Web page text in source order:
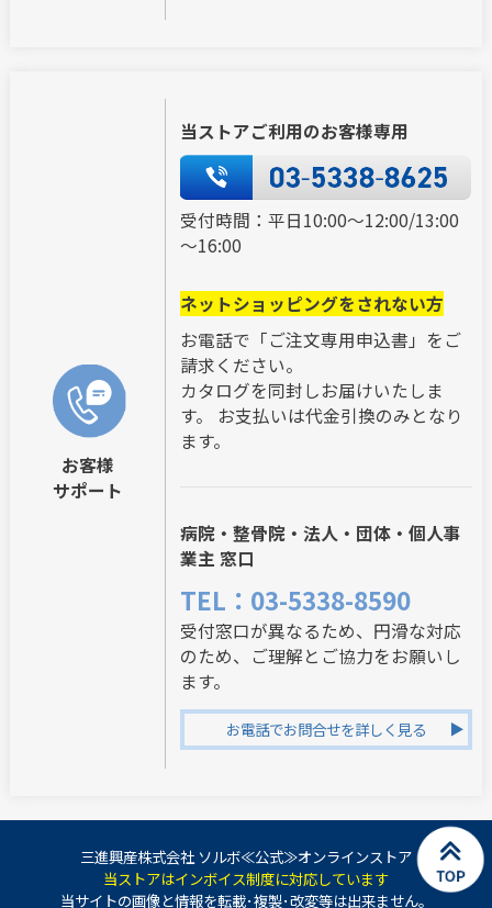
お客様
サポート
当ストアご利用のお客様専用
受付時間：平日10:00～12:00/13:00
～16:00
ネットショッピングをされない方
お電話で「ご注文専用申込書」をご
請求ください。
カタログを同封しお届けいたしま
す。 お支払いは代金引換のみとなり
ます。
病院・整骨院・法人・団体・個人事
業主 窓口
TEL：03-5338-8590
受付窓口が異なるため、円滑な対応
のため、ご理解とご協力をお願いし
ます。
お電話でお問合せを詳しく見る
三進興産株式会社 ソルボ≪公式≫オンラインストア
当ストアはインボイス制度に対応しています
当サイトの画像と情報を転載･複製･改変等は出来ません。